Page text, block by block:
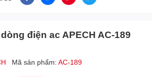
điện ac APECH AC-189
Mã sản phẩm: AC-189